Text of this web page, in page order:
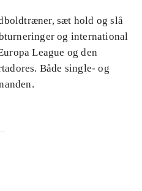
sæt hold og slå
og international
League og den
Både single- og